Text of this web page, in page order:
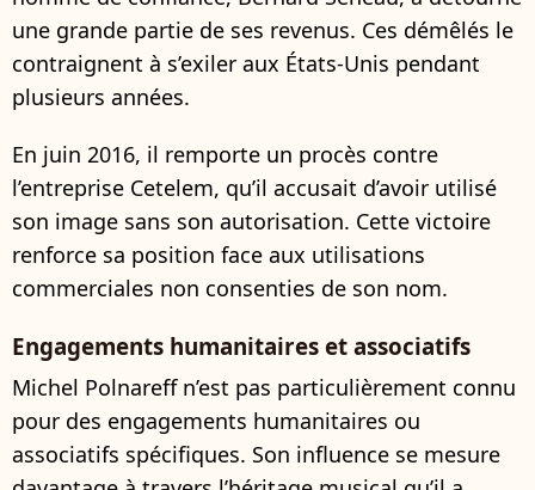
une grande partie de ses revenus. Ces démêlés le
contraignent à s’exiler aux États-Unis pendant
plusieurs années.
En juin 2016, il remporte un procès contre
l’entreprise Cetelem, qu’il accusait d’avoir utilisé
son image sans son autorisation. Cette victoire
renforce sa position face aux utilisations
commerciales non consenties de son nom.
Engagements humanitaires et associatifs
Michel Polnareff n’est pas particulièrement connu
pour des engagements humanitaires ou
associatifs spécifiques. Son influence se mesure